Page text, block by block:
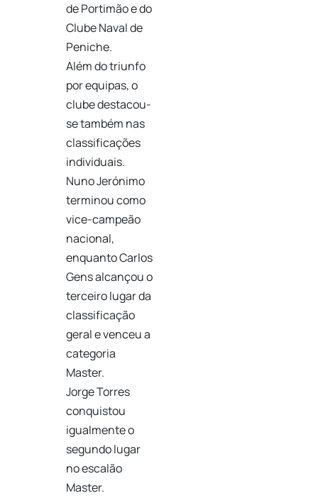
de Portimão e do
Clube Naval de
Peniche.
Além do triunfo
por equipas, o
clube destacou-
se também nas
classificações
individuais.
Nuno Jerónimo
terminou como
vice-campeão
nacional,
enquanto Carlos
Gens alcançou o
terceiro lugar da
classificação
geral e venceu a
categoria
Master.
Jorge Torres
conquistou
igualmente o
segundo lugar
no escalão
Master.